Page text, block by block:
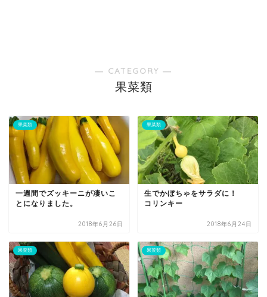
― CATEGORY ―
果菜類
果菜類
一週間でズッキーニが凄いこ
とになりました。
2018年6月26日
果菜類
生でかぼちゃをサラダに！
コリンキー
2018年6月24日
果菜類 果菜類